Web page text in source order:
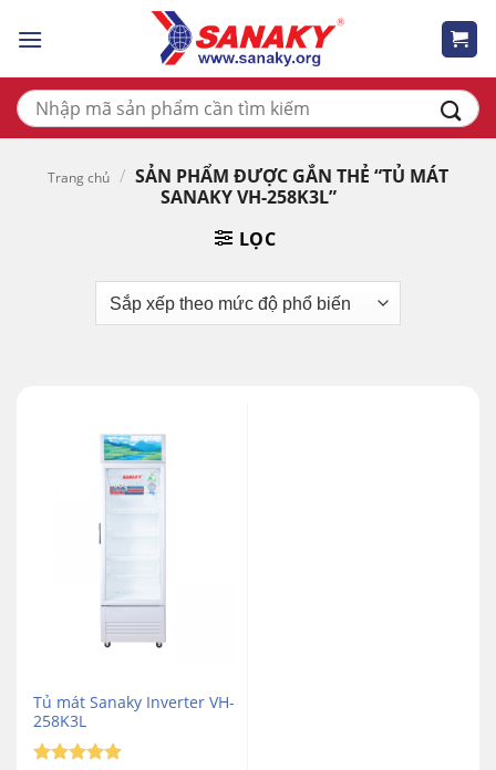
Tìm
kiếm:
Trang chủ / SẢN PHẨM ĐƯỢC GẮN THẺ “TỦ MÁT
SANAKY VH-258K3L”
LỌC
Tủ mát Sanaky Inverter VH-
258K3L